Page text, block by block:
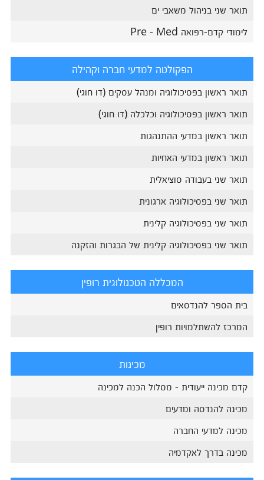
תואר שני בניהול משאבי ים
לימודי קדם-רפואה Pre - Med
הפקולטה למדעי חברה וקהילה
תואר ראשון בפסיכולוגיה ומנהל עסקים (דו חוגי)
תואר ראשון בפסיכולוגיה וכלכלה (דו חוגי)
תואר ראשון במדעי ההתנהגות
תואר ראשון במדעי האחיות
תואר שני בעבודה סוציאלית
תואר שני בפסיכולוגיה ארגונית
תואר שני בפסיכולוגיה קלינית
תואר שני בפסיכולוגיה קלינית של הבגרות והזקנה
המכללה הטכנולוגית רופין
בית הספר להנדסאים
המרכז להשתלמויות רופין
מכינות
קדם מכינה ייעודית - מסלול הכנה למכינה
מכינה להנדסה ומדעים
מכינה למדעי החברה
מכינה בדרך לאקדמיה